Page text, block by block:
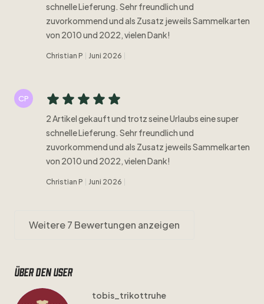
schnelle Lieferung. Sehr freundlich und
zuvorkommend und als Zusatz jeweils Sammelkarten
von 2010 und 2022, vielen Dank!
Christian P Juni 2026
CP
2 Artikel gekauft und trotz seine Urlaubs eine super
schnelle Lieferung. Sehr freundlich und
zuvorkommend und als Zusatz jeweils Sammelkarten
von 2010 und 2022, vielen Dank!
Christian P Juni 2026
Weitere 7 Bewertungen anzeigen
Über den user
tobis_trikottruhe